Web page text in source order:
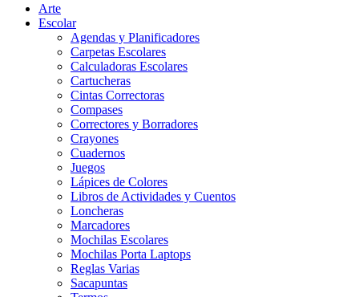
Arte
Escolar
Agendas y Planificadores
Carpetas Escolares
Calculadoras Escolares
Cartucheras
Cintas Correctoras
Compases
Correctores y Borradores
Crayones
Cuadernos
Juegos
Lápices de Colores
Libros de Actividades y Cuentos
Loncheras
Marcadores
Mochilas Escolares
Mochilas Porta Laptops
Reglas Varias
Sacapuntas